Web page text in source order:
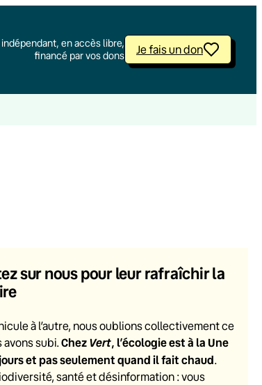
indépendant, en accès libre,
financé par vos dons
Je fais un don
sur nous pour leur rafraîchir la
à l’autre, nous oublions collectivement ce
avons subi. ChezVert, l’écologie est à la Une
et pas seulement quand il fait chaud.
santé et désinformation : vous